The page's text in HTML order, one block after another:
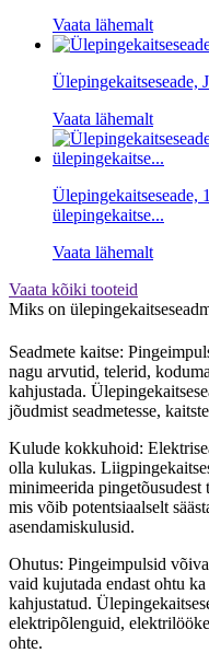
Vaata lähemalt
Ülepingekaitseseade,
Vaata lähemalt
Ülepingekaitseseade,
ülepingekaitse...
Vaata lähemalt
Vaata kõiki tooteid
Miks on
Seadmete kaitse:
nagu arvutid, telerid,
kahjustada.
jõudmist seadmetesse,
Kulude kokkuhoid:
olla kulukas.
minimeerida pingetõusudest
mis võib potentsiaalselt
asendamiskulusid.
Ohutus: Pingeimpulsid
vaid kujutada endast ohtu
kahjustatud.
elektripõlenguid,
ohte.